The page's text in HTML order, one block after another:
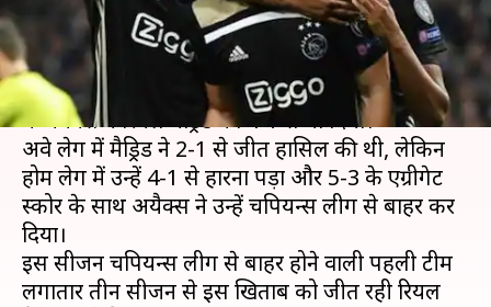
क्या है खबर?
बीती रात खेले गए चैंपियन्स लीग लास्ट-16 के सेकेंड लेग
में अयैक्स ने रियल मैड्रिड को 4-1 से धो दिया।
अवे लेग में मैड्रिड ने 2-1 से जीत हासिल की थी, लेकिन
होम लेग में उन्हें 4-1 से हारना पड़ा और 5-3 के एग्रीगेट
स्कोर के साथ अयैक्स ने उन्हें चैंपियन्स लीग से बाहर कर
दिया।
इस सीजन चैंपियन्स लीग से बाहर होने वाली पहली टीम
लगातार तीन सीजन से इस खिताब को जीत रही रियल